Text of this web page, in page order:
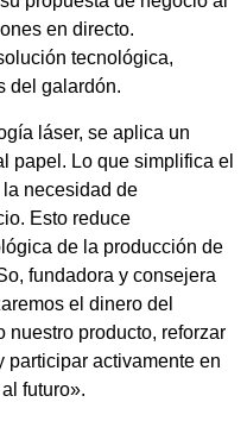
en directo.
tecnológica,
del galardón.
láser, se aplica un
papel. Lo que simplifica el
necesidad de
Esto reduce
de la producción de
fundadora y consejera
el dinero del
nuestro producto, reforzar
participar activamente en
futuro».